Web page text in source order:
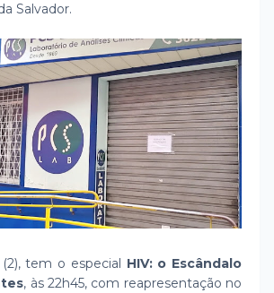
Salvador.
tem o especial HIV: o Escândalo
, às 22h45, com reapresentação no